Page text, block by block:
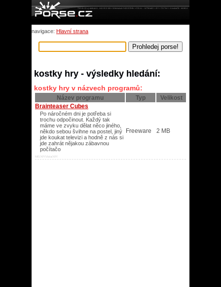
navigace: Hlavní strana
kostky hry - výsledky hledání:
kostky hry v názvech programů:
Název programu Typ
Velikost
Brainteaser Cubes
Po náročném dni je potřeba si
trochu odpočinout. Každý tak
máme ve zvyku dělat něco jiného,
někdo sebou švihne na postel, jiný
jde koukat televizi a hodně z nás si
jde zahrát nějakou zábavnou
počítačo
ME/XP/Vista/XP/
Freeware 2 MB